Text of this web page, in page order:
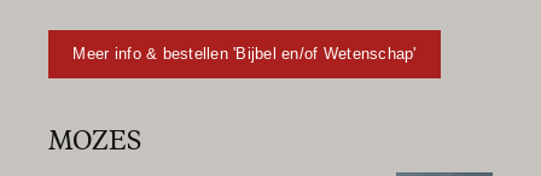
Meer info & bestellen 'Bijbel en/of Wetenschap'
MOZES